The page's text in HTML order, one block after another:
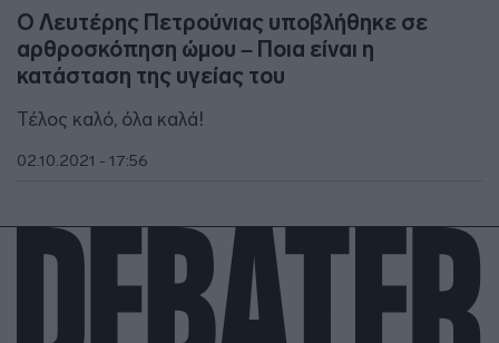
Ο Λευτέρης Πετρούνιας υποβλήθηκε σε
αρθροσκόπηση ώμου – Ποια είναι η
κατάσταση της υγείας του
Τέλος καλό, όλα καλά!
02.10.2021 - 17:56